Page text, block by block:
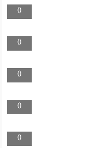
0
0
0
0
0